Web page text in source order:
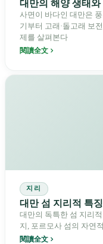
사면이 바다인 대만은
기부터 고래·돌고래 보
제를 살펴본다
閱讀全文
지리
대만 섬 지리적 특
대만의 독특한 섬 지리
지, 포르모사 섬의 자연
閱讀全文